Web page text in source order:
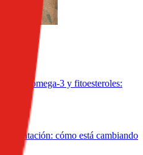
con omega-3 y fitoesteroles:
cómo está cambiando